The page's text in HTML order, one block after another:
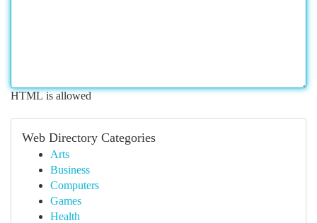
HTML is allowed
Web Directory Categories
Arts
Business
Computers
Games
Health